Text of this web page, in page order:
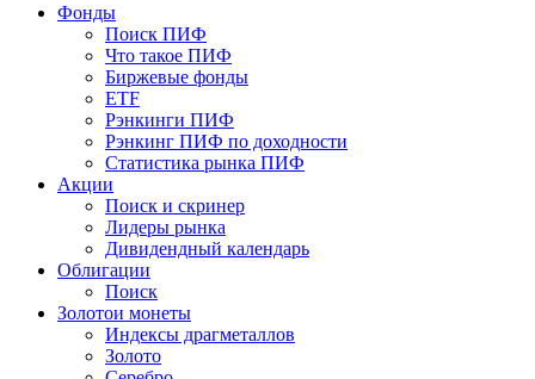
Фонды
Поиск ПИФ
Что такое ПИФ
Биржевые фонды
ETF
Рэнкинги ПИФ
Рэнкинг ПИФ по доходности
Статистика рынка ПИФ
Акции
Поиск и скринер
Лидеры рынка
Дивидендный календарь
Облигации
Поиск
Золотои монеты
Индексы драгметаллов
Золото